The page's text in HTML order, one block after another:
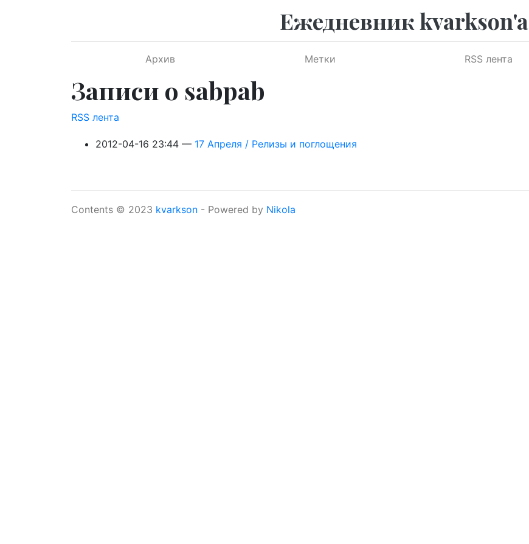
Ежедневник kvarkson'a
Архив Метки RSS лента
Записи о sabpab
RSS лента
2012-04-16 23:44 17 Апреля / Релизы и поглощения
Contents © 2023 kvarkson - Powered by Nikola